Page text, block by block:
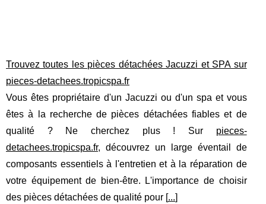
Trouvez toutes les pièces détachées Jacuzzi et SPA sur
pieces-detachees.tropicspa.fr
Vous êtes propriétaire d'un Jacuzzi ou d'un spa et vous
êtes à la recherche de pièces détachées fiables et de
qualité ? Ne cherchez plus ! Sur pieces-
detachees.tropicspa.fr, découvrez un large éventail de
composants essentiels à l'entretien et à la réparation de
votre équipement de bien-être. L'importance de choisir
des pièces détachées de qualité pour [...]